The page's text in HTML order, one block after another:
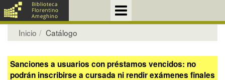
Inicio Catálogo
Sanciones a usuarios con préstamos vencidos: no
podrán inscribirse a cursada ni rendir exámenes finales